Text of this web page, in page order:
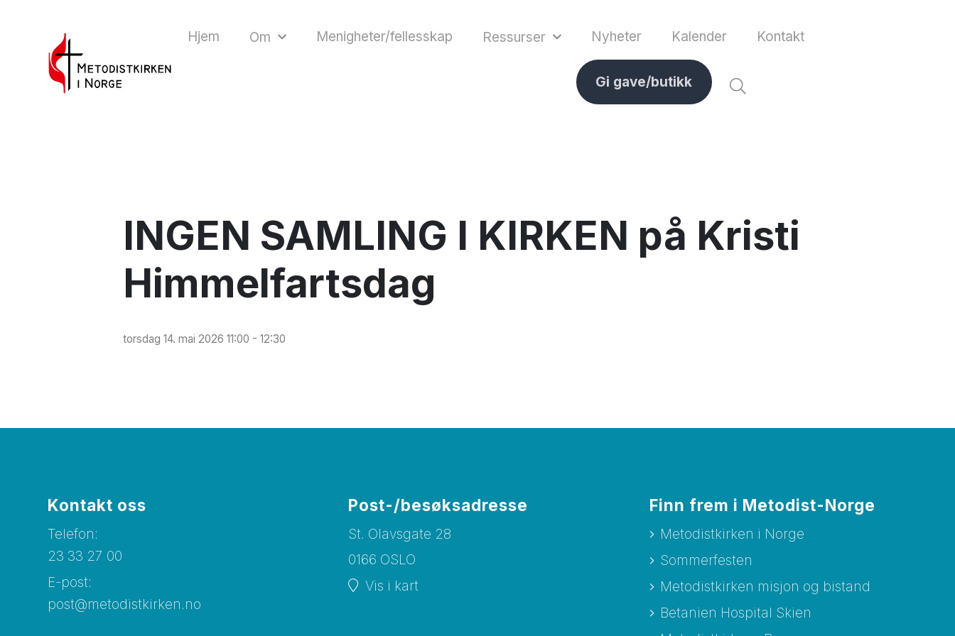
Hjem Om Menigheter/fellesskap Ressurser Nyheter Kalender Kontakt
Gi gave/butikk
INGEN SAMLING I KIRKEN på Kristi
Himmelfartsdag
torsdag 14. mai 2026 11:00 - 12:30
Kontakt oss
Telefon:
23 33 27 00
E-post:
post@metodistkirken.no
Post-/besøksadresse
St. Olavsgate 28
0166 OSLO
Vis i kart
Finn frem i Metodist-Norge
Metodistkirken i Norge
Sommerfesten
Metodistkirken misjon og bistand
Betanien Hospital Skien